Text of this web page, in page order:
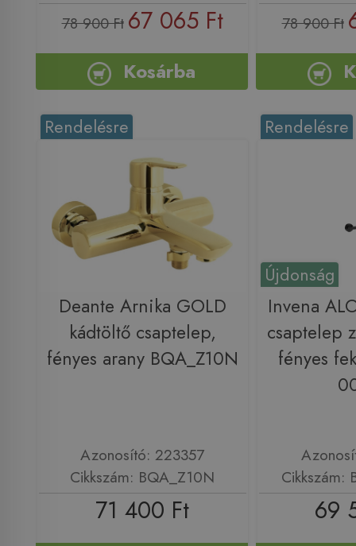
78 900 Ft 67 065 Ft
Kosárba
78 900 Ft
Rendelésre
Deante Arnika GOLD
kádtöltő csaptelep,
fényes arany BQA_Z10N
Azonosító: 223357
Cikkszám: BQA_Z10N
71 400 Ft
Újdonság
Rendelésre
Invena
csaptelep
fényes
Cikkszám:
69